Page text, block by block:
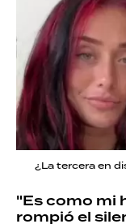
¿La tercera en
"Es como mi
rompió el